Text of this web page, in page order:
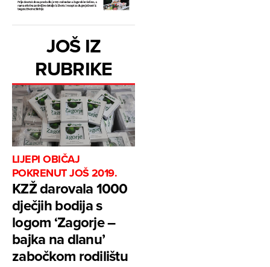
JOŠ IZ
RUBRIKE
LIJEPI OBIČAJ
POKRENUT JOŠ 2019.
KZŽ darovala 1000
dječjih bodija s
logom ‘Zagorje –
bajka na dlanu’
zabočkom rodilištu